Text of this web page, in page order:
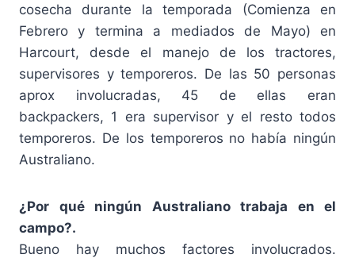
cosecha durante la temporada (Comienza en
Febrero y termina a mediados de Mayo) en
Harcourt, desde el manejo de los tractores,
supervisores y temporeros. De las 50 personas
aprox involucradas, 45 de ellas eran
backpackers, 1 era supervisor y el resto todos
temporeros. De los temporeros no había ningún
Australiano.
¿Por qué ningún Australiano trabaja en el
campo?.
Bueno hay muchos factores involucrados.